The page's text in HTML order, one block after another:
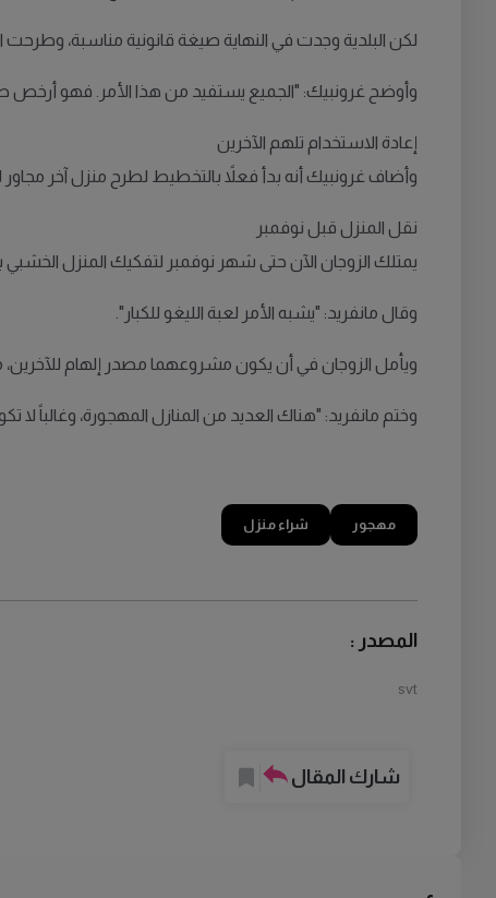
لكن البلدية وجدت في النهاية صيغة قانونية مناسبة، وطرحت المنزل
وأوضح غرونبيك: "الجميع يستفيد من هذا الأمر. فهو أرخص
إعادة الاستخدام تلهم الآخرين
وأضاف غرونبيك أنه بدأ فعلاً بالتخطيط لطرح منزل آخر مجاور
نقل المنزل قبل نوفمبر
يمتلك الزوجان الآن حتى شهر نوفمبر لتفكيك المنزل الخشبي بالكامل
وقال مانفريد: "يشبه الأمر لعبة الليغو للكبار".
ويأمل الزوجان في أن يكون مشروعهما مصدر إلهام للآخرين،
وختم مانفريد: "هناك العديد من المنازل المهجورة، وغالباً
مهجور شراء منزل
المصدر :
svt
شارك المقال